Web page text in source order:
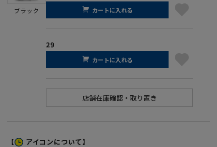
ブラック カートに入れる
29
カートに入れる
【 アイコンについて】